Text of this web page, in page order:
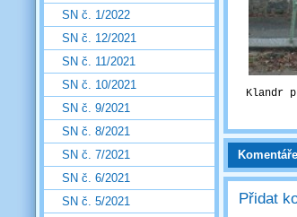
Klandr
Komentáře
Přidat
SN č. 1/2022
SN č. 12/2021
SN č. 11/2021
SN č. 10/2021
SN č. 9/2021
SN č. 8/2021
SN č. 7/2021
SN č. 6/2021
SN č. 5/2021